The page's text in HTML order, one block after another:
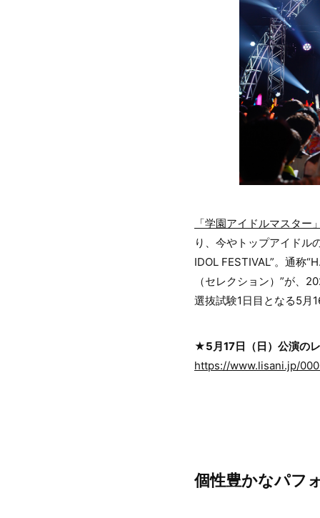
「学園アイドルマスター
り、今やトップアイドル
IDOL FESTIVAL”。通称
（セレクション）”が、
選抜試験1日目となる5月
★5月17日（日）公演の
https://www.lisani.jp/
個性豊かなパフ